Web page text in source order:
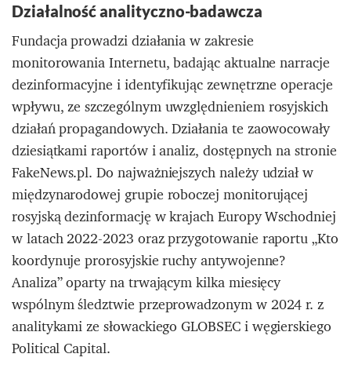
Działalność analityczno-badawcza
Fundacja prowadzi działania w zakresie
monitorowania Internetu, badając aktualne narracje
dezinformacyjne i identyfikując zewnętrzne operacje
wpływu, ze szczególnym uwzględnieniem rosyjskich
działań propagandowych. Działania te zaowocowały
dziesiątkami raportów i analiz, dostępnych na stronie
FakeNews.pl. Do najważniejszych należy udział w
międzynarodowej grupie roboczej monitorującej
rosyjską dezinformację w krajach Europy Wschodniej
w latach 2022-2023 oraz przygotowanie raportu „Kto
koordynuje prorosyjskie ruchy antywojenne?
Analiza” oparty na trwającym kilka miesięcy
wspólnym śledztwie przeprowadzonym w 2024 r. z
analitykami ze słowackiego GLOBSEC i węgierskiego
Political Capital.